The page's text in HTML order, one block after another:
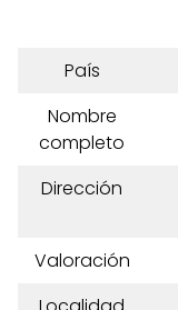
País
Nombre
completo
Dirección
Valoración